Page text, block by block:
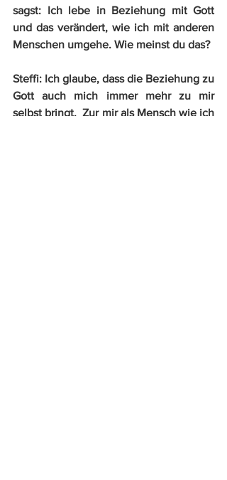
sagst: Ich lebe in Beziehung mit Gott
und das verändert, wie ich mit anderen
Menschen umgehe. Wie meinst du das?
Steffi: Ich glaube, dass die Beziehung zu
Gott auch mich immer mehr zu mir
selbst bringt.  Zur mir als Mensch wie ich